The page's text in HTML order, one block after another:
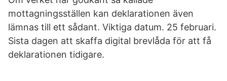
mottagningsställen kan deklarationen även
lämnas till ett sådant. Viktiga datum. 25 februari.
Sista dagen att skaffa digital brevlåda för att få
deklarationen tidigare.